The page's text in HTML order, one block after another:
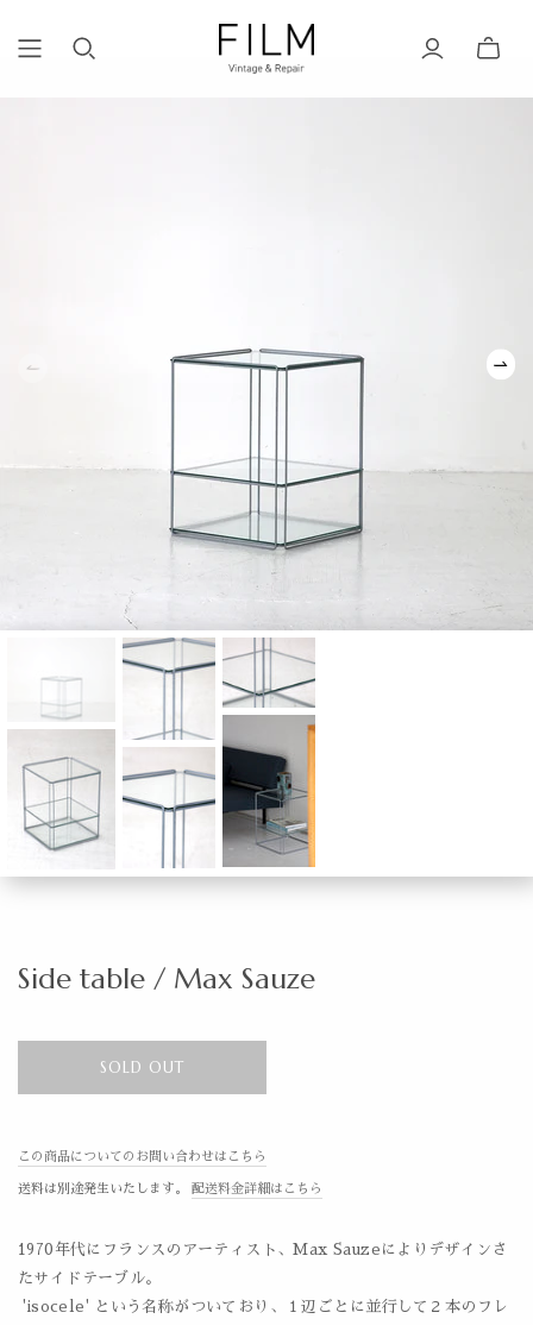
Side table / Max Sauze
SOLD OUT
この商品についてのお問い合わせはこちら
送料は別途発生いたします。 配送料金詳細はこちら
1970年代にフランスのアーティスト、Max Sauzeによりデザインさ
たサイドテーブル。
'isocele' という名称がついており、１辺ごとに並行して２本のフレ